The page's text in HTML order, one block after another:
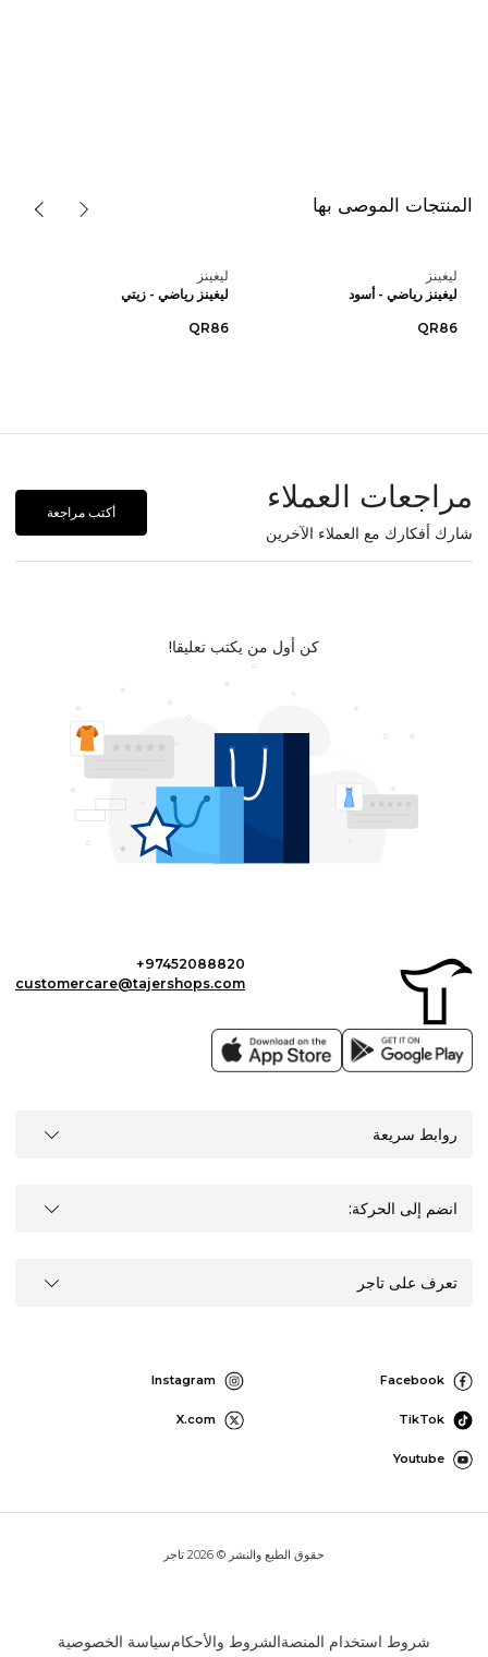
المنتجات الموصى بها
ليغينز
ليغينز رياضي - أسود
QR86
ليغينز
ليغينز رياضي - زيتي
QR86
مراجعات العملاء
شارك أفكارك مع العملاء الآخرين
أكتب مراجعة
كن أول من يكتب تعليقا!
+97452088820
customercare@tajershops.com
روابط سريعة
انضم إلى الحركة:
تعرف على تاجر
Facebook
Instagram
TikTok
X.com
Youtube
حقوق الطبع والنشر © 2026 تاجر
شروط استخدام المنصةالشروط والأحكامسياسة الخصوصية